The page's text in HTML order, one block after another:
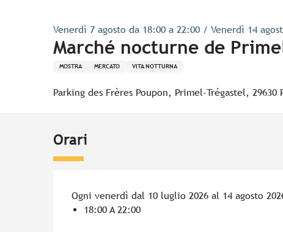
Venerdì 7 agosto da 18:00 a 22:00 / Venerdì 14
Marché nocturne de
MOSTRA MERCATO VITA NOTTURNA
Parking des Frères Poupon, Primel-Trégastel, 29630
Orari
Ogni venerdì dal 10 luglio 2026 al 14 agosto
18:00 A 22:00